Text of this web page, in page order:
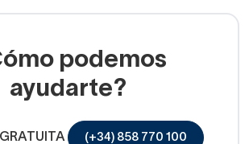
podemos
ayudarte?
(+34) 858 770 100